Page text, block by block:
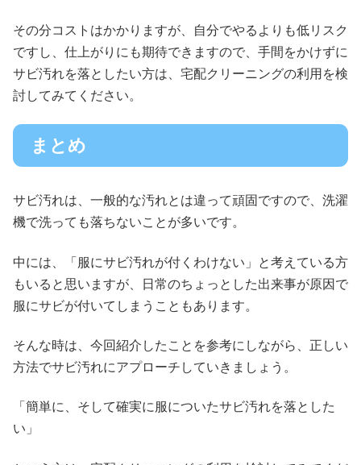
その分コストはかかりますが、自分でやるよりも低リスク
ですし、仕上がりにも期待できますので、手間をかけずに
サビ汚れを落としたい方は、宅配クリーニングの利用を検
討してみてください。
まとめ
サビ汚れは、一般的な汚れとは違って頑固ですので、洗濯
機で洗っても落ちないことが多いです。
中には、「服にサビ汚れが付くわけない」と考えている方
もいると思いますが、日常のちょっとした出来事が原因で
服にサビが付いてしまうこともあります。
そんな時は、今回紹介したことを参考にしながら、正しい
方法でサビ汚れにアプローチしていきましょう。
「簡単に、そして確実に服についたサビ汚れを落とした
い」